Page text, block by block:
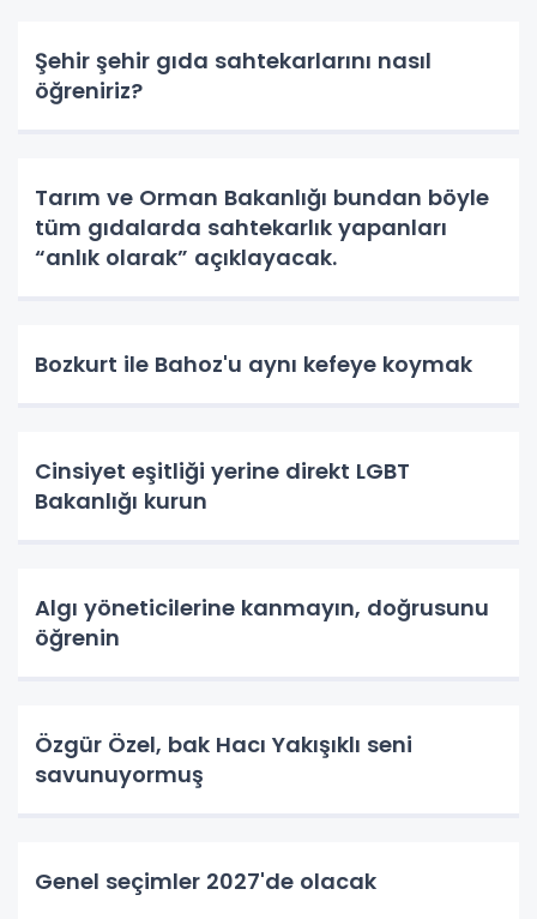
Şehir şehir gıda sahtekarlarını nasıl
öğreniriz?
Tarım ve Orman Bakanlığı bundan böyle
tüm gıdalarda sahtekarlık yapanları
“anlık olarak” açıklayacak.
Bozkurt ile Bahoz'u aynı kefeye koymak
Cinsiyet eşitliği yerine direkt LGBT
Bakanlığı kurun
Algı yöneticilerine kanmayın, doğrusunu
öğrenin
Özgür Özel, bak Hacı Yakışıklı seni
savunuyormuş
Genel seçimler 2027'de olacak